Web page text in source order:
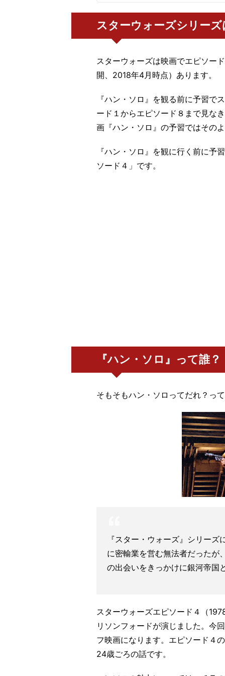
スターウォーズシリーズ
スターウォーズは映画でエピソー
開、2018年4月時点）あります。
『ハン・ソロ』を観る前に予習で
ード１からエピソード８まで見な
画『ハン・ソロ』の予習ではその
『ハン・ソロ』を観に行く前に予
ソード４」です。
『ハン・ソロ』って誰？
そもそもハン・ソロってだれ？っ
『スター・ウォーズ』シリー
に密輸業を営む無法者だったが
の出会いをきっかけに銀河帝国
スターウォーズエピソード４（
リソンフォードが演じました。今
フ映画になります。エピソード４
24歳ごろの話です。